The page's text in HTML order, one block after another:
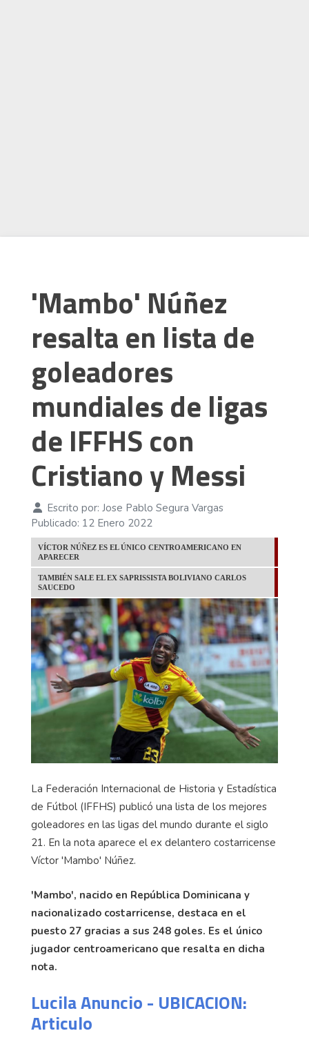
'Mambo' Núñez
resalta en lista de
goleadores
mundiales de ligas
de IFFHS con
Cristiano y Messi
Escrito por: Jose Pablo Segura Vargas
Publicado: 12 Enero 2022
VÍCTOR NÚÑEZ ES EL ÚNICO CENTROAMERICANO EN
APARECER
TAMBIÉN SALE EL EX SAPRISSISTA BOLIVIANO CARLOS
SAUCEDO
La Federación Internacional de Historia y Estadística
de Fútbol (IFFHS) publicó una lista de los mejores
goleadores en las ligas del mundo durante el siglo
21. En la nota aparece el ex delantero costarricense
Víctor 'Mambo' Núñez.
'Mambo', nacido en República Dominicana y
nacionalizado costarricense, destaca en el
puesto 27 gracias a sus 248 goles. Es el único
jugador centroamericano que resalta en dicha
nota.
Lucila Anuncio - UBICACION:
Articulo